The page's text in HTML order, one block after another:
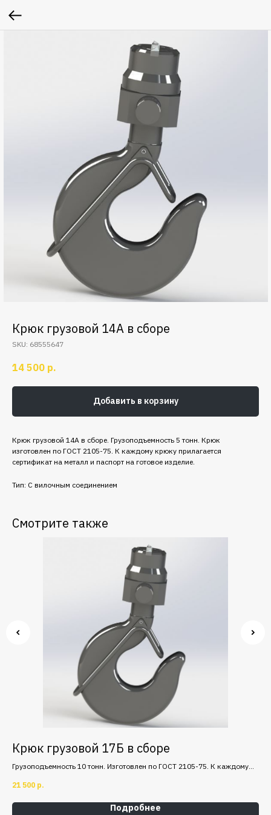
Крюк грузовой 14А в сборе
SKU: 68555647
14 500 р.
Добавить в корзину
Крюк грузовой 14А в сборе. Грузоподъемность 5 тонн. Крюк
изготовлен по ГОСТ 2105-75. К каждому крюку прилагается
сертификат на металл и паспорт на готовое изделие.
Тип: С вилочным соединением
Смотрите также
Крюк грузовой 17Б в сборе
Грузоподъемность 10 тонн. Изготовлен по ГОСТ 2105-75. К каждому
изделие.
21 500 р.
Подробнее